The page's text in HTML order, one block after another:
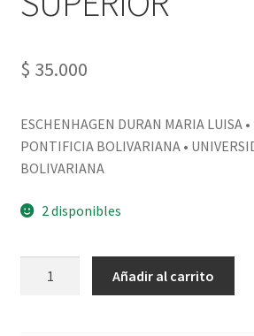
$ 35.000
ESCHENHAGEN DURAN MARIA LUISA
PONTIFICIA BOLIVARIANA •
BOLIVARIANA
2 disponibles
Añadir al carrito